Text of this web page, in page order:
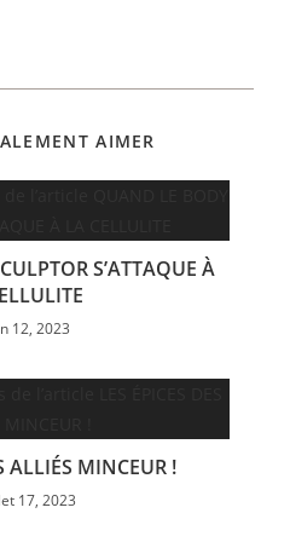
AIMER
S’ATTAQUE À
12, 2023
ALLIÉS MINCEUR !
17, 2023